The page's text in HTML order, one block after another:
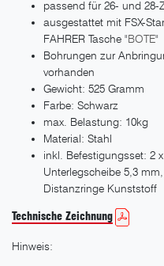
passend für 26- und 28-
ausgestattet mit FSX-
FAHRER Tasche "BOTE"
Bohrungen zur
vorhanden
Gewicht: 525 Gramm
Farbe: Schwarz
max. Belastung: 10kg
Material: Stahl
inkl. Befestigungsset: 2
Unterlegscheibe 5,3
Distanzringe Kunststoff
Technische Zeichnung
Hinweis: